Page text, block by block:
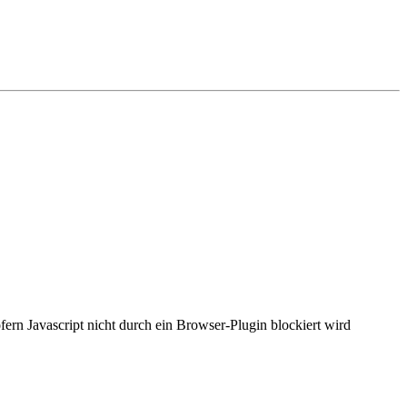
Javascript nicht durch ein Browser-Plugin blockiert wird